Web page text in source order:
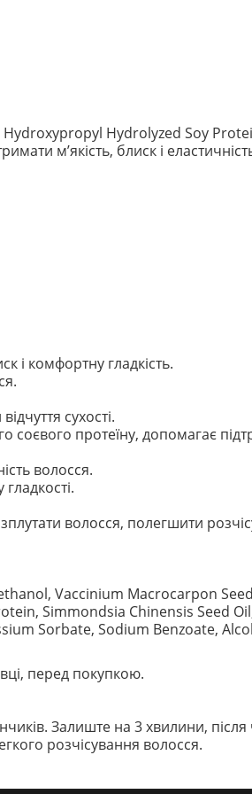
Hydrolyzed Soy
м’якість, блиск і
і комфортну гладкість.
сухості.
соєвого протеїну, допомагає
волосся.
волосся, полегшити
Vaccinium Macrocarpon
Simmondsia Chinensis Seed
Sorbate, Sodium Benzoate,
перед покупкою.
Залиште на 3 хвилини, після
розчісування волосся.